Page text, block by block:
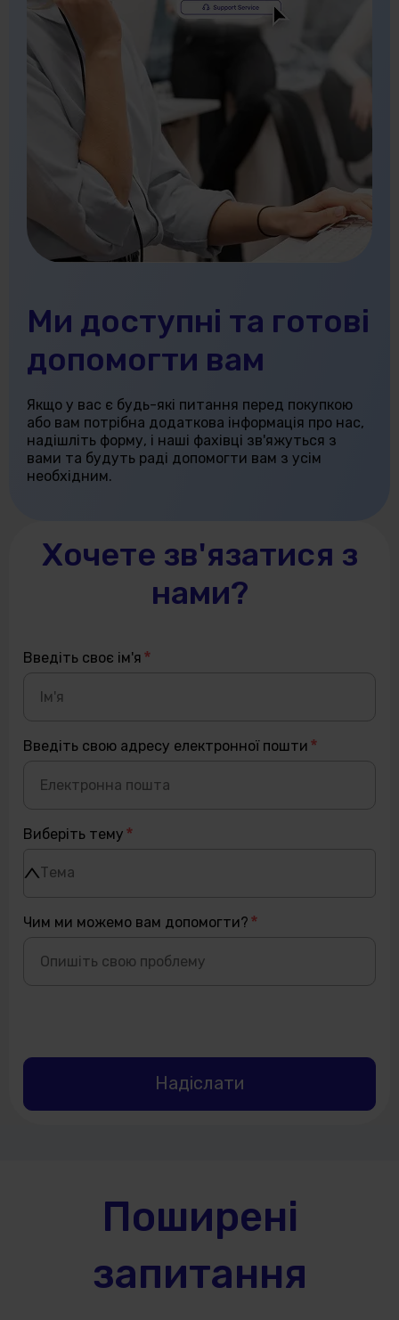
Ми доступні та готові
допомогти вам
Якщо у вас є будь-які питання перед покупкою
або вам потрібна додаткова інформація про нас,
надішліть форму, і наші фахівці зв'яжуться з
вами та будуть раді допомогти вам з усім
необхідним.
Хочете зв'язатися з
нами?
Введіть своє ім'я
Введіть свою адресу електронної пошти
Виберіть тему
Тема
Чим ми можемо вам допомогти?
Надіслати
Поширені
запитання